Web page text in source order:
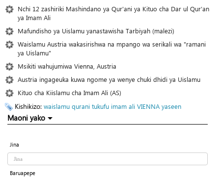
Nchi 12 zashiriki Mashindano ya Qur'ani ya Kituo cha Dar ul Qur’an
ya Imam Ali
Mafundisho ya Uislamu yanastawisha Tarbiyah (malezi)
Waislamu Austria wakasirishwa na mpango wa serikali wa "ramani
ya Uislamu"
Msikiti wahujumiwa Vienna, Austria
Austria ingageuka kuwa ngome ya wenye chuki dhidi ya Uislamu
Kituo cha Kiislamu cha Imam Ali (AS)
Kishikizo: waislamu qurani tukufu imam ali VIENNA yaseen
Maoni yako
Jina
Baruapepe